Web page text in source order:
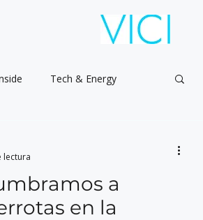
Tech & Energy
a
en la
lectura